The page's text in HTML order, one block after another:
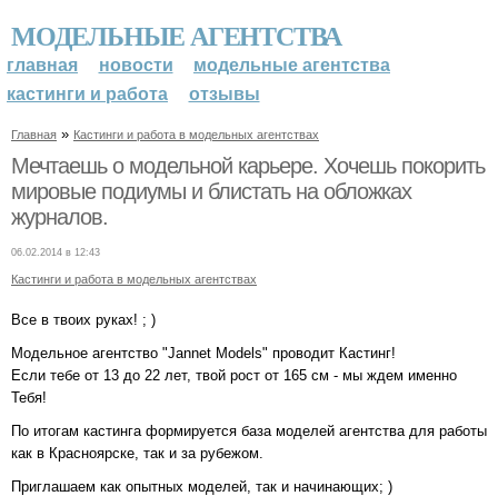
МОДЕЛЬНЫЕ АГЕНТСТВА
главная новости
модельные агентства
кастинги и работа
отзывы
Главная » Кастинги и работа в модельных агентствах
Мечтаешь о модельной карьере. Хочешь покорить
мировые подиумы и блистать на обложках
журналов.
06.02.2014 в 12:43
Кастинги и работа в модельных агентствах
Все в твоих руках! ; )
Модельное агентство "Jannet Models" проводит Кастинг!
Если тебе от 13 до 22 лет, твой рост от 165 см - мы ждем именно
Тебя!
По итогам кастинга формируется база моделей агентства для работы
как в Красноярске, так и за рубежом.
Приглашаем как опытных моделей, так и начинающих; )